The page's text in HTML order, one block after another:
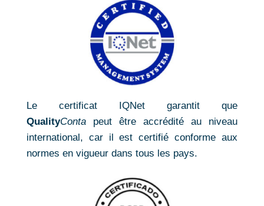
Le certificat IQNet garantit que
QualityContapeut être accrédité au niveau
international, car il est certifié conforme aux
normes en vigueur dans tous les pays.